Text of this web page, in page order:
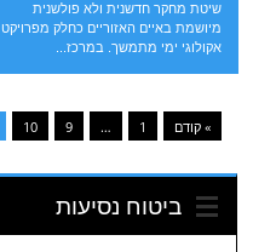
שיטת מחקר חדשנית ולא פולשנית
מיושמת באיים האזוריים כחלק מפרויקט
אקולוגי ימי מתמשך. במרכז...
» קודם 1
…
9
10
ביטוח נסיעות